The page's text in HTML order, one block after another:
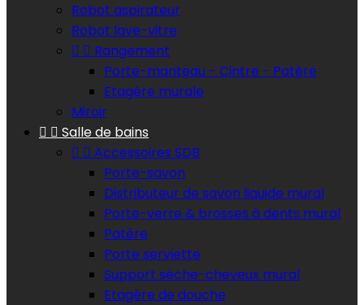
Robot aspirateur
Robot lave-vitre
  Rangement
Porte-manteau - Cintre - Patère
Etagère murale
Miroir
  Salle de bains
  Accessoires SDB
Porte-savon
Distributeur de savon liquide mural
Porte-verre & brosses à dents mural
Patère
Porte serviette
Support sèche-cheveux mural
Etagère de douche